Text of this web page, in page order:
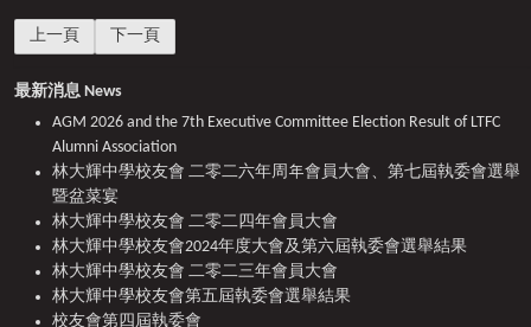
上一篇文章: 15th Anniversary Celebration cum Alumni Reunion Dinner
上一頁 下一篇文章: 校友會會員大會 暨 第三屆執委會選舉結果公
下一頁
最新消息 News
AGM 2026 and the 7th Executive Committee Election Result of LTFC
Alumni Association
林大輝中學校友會 二零二六年周年會員大會、第七屆執委會選舉
暨盆菜宴
林大輝中學校友會 二零二四年會員大會
林大輝中學校友會2024年度大會及第六屆執委會選舉結果
林大輝中學校友會 二零二三年會員大會
林大輝中學校友會第五屆執委會選舉結果
校友會第四屆執委會